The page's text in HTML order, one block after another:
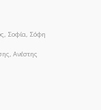
Σοφία, Σόφη
Ανέστης